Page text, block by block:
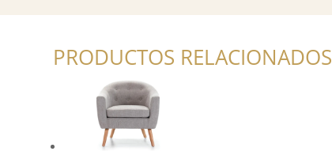
PRODUCTOS RELACIONADOS